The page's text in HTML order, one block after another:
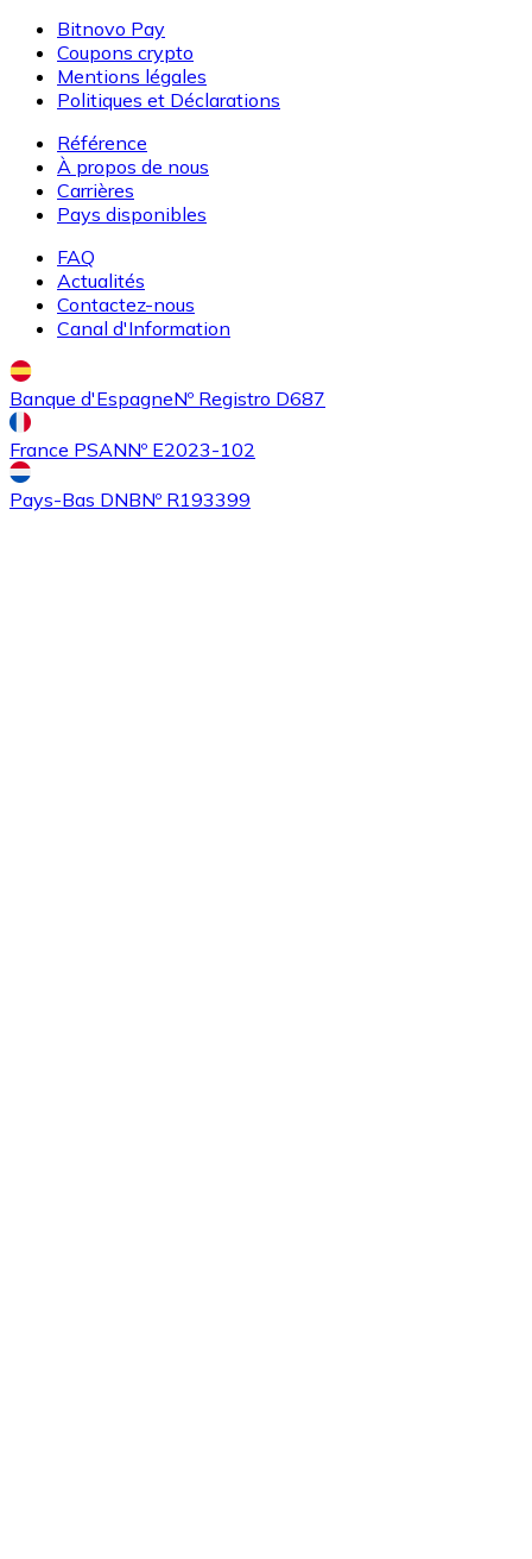
UNI
AcheterEthereum Classicavec virement bancaire
ETC
Bitnovo Pay
Coupons crypto
Mentions légales
Politiques et Déclarations
Référence
À propos de nous
Carrières
Pays disponibles
FAQ
Actualités
Contactez-nous
Canal d'Information
Banque d'EspagneNº Registro D687
France PSANNº E2023-102
Pays-Bas DNBNº R193399